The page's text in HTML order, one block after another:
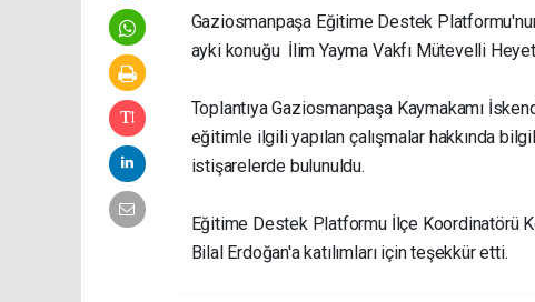
Gaziosmanpaşa Eğitime Destek
ayki konuğu İlim Yayma Vakfı Mütevelli
Toplantıya Gaziosmanpaşa Kaymakamı
eğitimle ilgili yapılan çalışmalar hakkında
istişarelerde bulunuldu.
Eğitime Destek Platformu İlçe Koordinatörü
Bilal Erdoğan'a katılımları için teşekkür etti.